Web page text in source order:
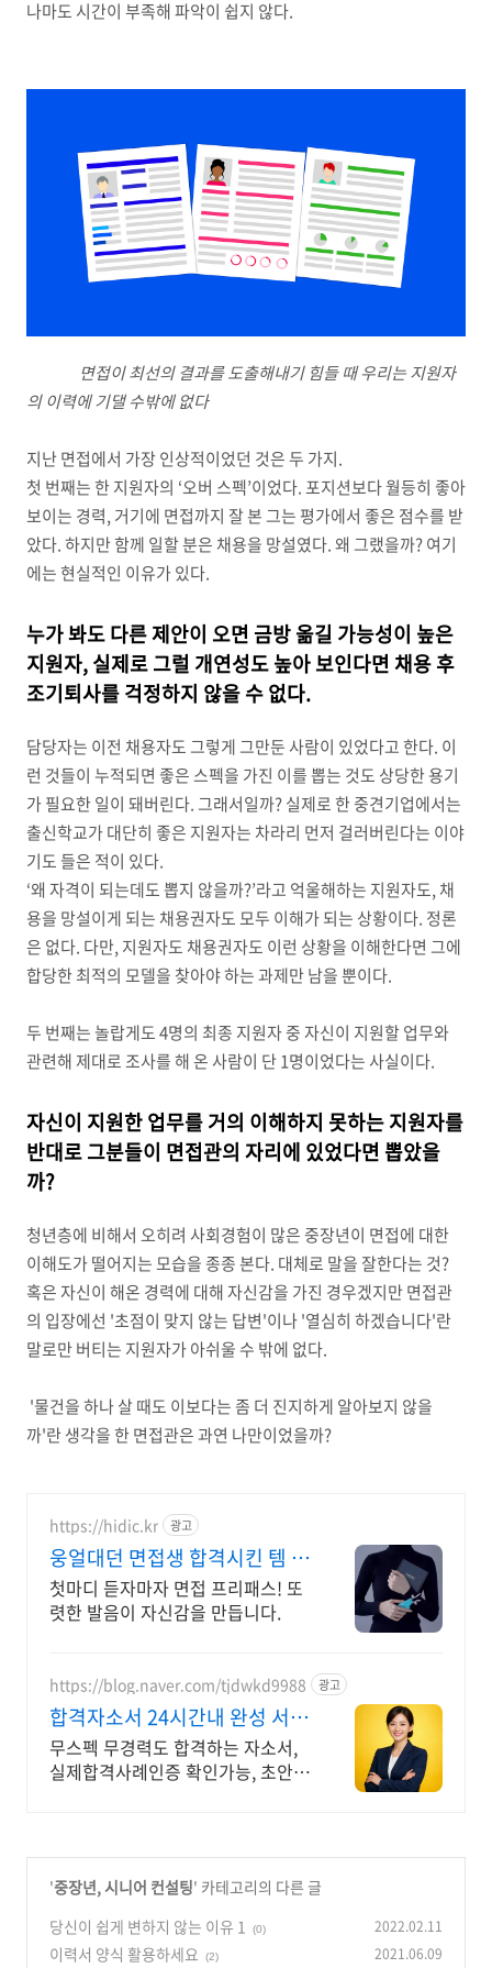
나마도 시간이 부족해 파악이 쉽지 않다.
면접이 최선의 결과를 도출해내기 힘들 때 우리는 지원자
의 이력에 기댈 수밖에 없다
지난 면접에서 가장 인상적이었던 것은두 가지.
첫 번째는한 지원자의 ‘오버 스펙’이었다. 포지션보다 월등히 좋아
보이는 경력, 거기에 면접까지 잘 본 그는 평가에서 좋은 점수를 받
았다. 하지만 함께 일할 분은 채용을 망설였다. 왜 그랬을까? 여기
에는 현실적인 이유가 있다.
누가 봐도 다른 제안이 오면 금방 옮길 가능성이 높은
지원자, 실제로 그럴 개연성도 높아 보인다면 채용 후
조기퇴사를 걱정하지 않을 수 없다.
담당자는 이전 채용자도 그렇게 그만둔 사람이 있었다고 한다. 이
런 것들이 누적되면 좋은 스펙을 가진 이를 뽑는 것도 상당한 용기
가 필요한 일이 돼버린다. 그래서일까? 실제로 한 중견기업에서는
출신학교가 대단히 좋은 지원자는 차라리 먼저 걸러버린다는 이야
기도 들은 적이 있다.
‘왜 자격이 되는데도 뽑지 않을까?’라고 억울해하는 지원자도, 채
용을 망설이게 되는 채용권자도 모두 이해가 되는 상황이다. 정론
은 없다. 다만, 지원자도 채용권자도 이런 상황을 이해한다면 그에
합당한 최적의 모델을 찾아야 하는 과제만 남을뿐이다.
두 번째는 놀랍게도 4명의 최종 지원자 중 자신이 지원할 업무와
관련해 제대로 조사를 해 온 사람이 단 1명이었다는 사실이다.
자신이 지원한 업무를 거의 이해하지 못하는 지원자를
반대로 그분들이 면접관의 자리에 있었다면 뽑았을
까?
청년층에 비해서 오히려 사회경험이 많은 중장년이 면접에 대한
이해도가 떨어지는 모습을 종종 본다. 대체로 말을 잘한다는 것?
혹은 자신이 해온 경력에 대해 자신감을 가진 경우겠지만 면접관
의 입장에선 '초점이 맞지 않는 답변'이나 '열심히 하겠습니다'란
말로만 버티는 지원자가 아쉬울 수 밖에 없다.
'물건을 하나 살 때도 이보다는 좀 더 진지하게 알아보지 않을
까'란 생각을 한 면접관은과연 나만이었을까?
https://hidic.kr 광고
웅얼대던 면접생 합격시킨 템 면
접 합격 필수템
첫마디 듣자마자 면접 프리패스! 또
렷한 발음이 자신감을 만듭니다.
https://blog.naver.com/tjdwkd9988 광고
합격자소서 24시간내 완성 서류
합격의 비밀
무스펙 무경력도 합격하는 자소서,
실제합격사례인증 확인가능, 초안없
'중장년, 시니어 컨설팅' 카테고리의 다른 글
당신이 쉽게 변하지 않는 이유 1
(0) 2022.02.11
이력서 양식 활용하세요 (2) 2021.06.09